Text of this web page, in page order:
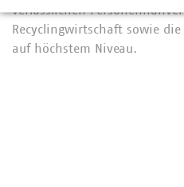
verlässlichen
Recyclingwirtschaft sowie
auf höchstem Niveau.